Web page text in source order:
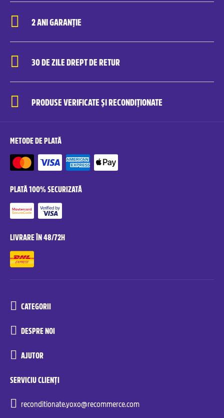
2 ANI GARANȚIE
30 DE ZILE DREPT DE RETUR
PRODUSE VERIFICATE ȘI RECONDIȚIONATE
METODE DE PLATĂ
PLATĂ 100% SECURIZATĂ
LIVRARE ÎN 48/72H
CATEGORII
DESPRE NOI
AJUTOR
SERVICIU CLIENȚI
reconditionate.yoxo@recommerce.com